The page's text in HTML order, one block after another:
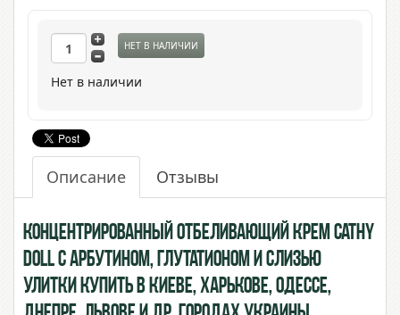
НЕТ В НАЛИЧИИ
Нет в наличии
Описание Отзывы
Концентрированный отбеливающий крем Cathy
Doll с Арбутином, Глутатионом и Слизью
Улитки купить в Киеве, Харькове, Одессе,